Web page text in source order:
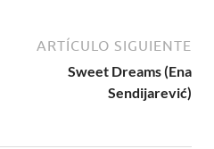
ARTÍCULO SIGUIENTE
Sweet Dreams (Ena
Sendijarević)